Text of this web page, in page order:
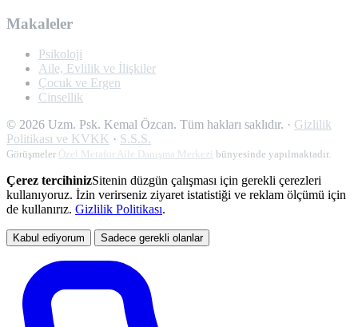
Makaleler
Psikoloji
Aile, Evlilik ve İlişkiler
Çocuk ve Ergen
Cinsellik
© 2026 Uzm. Psk. Kemal Özcan. Tüm hakları saklıdır. · Gizlilik
Politikası ve KVKK · S.S.S.
Görüşmeler Özel Metafor Aile Danışma Merkezi bünyesinde yapılmaktadır.
Çerez tercihinizSitenin düzgün çalışması için gerekli çerezleri
kullanıyoruz. İzin verirseniz ziyaret istatistiği ve reklam ölçümü için
de kullanırız. Gizlilik Politikası.
Kabul ediyorum Sadece gerekli olanlar